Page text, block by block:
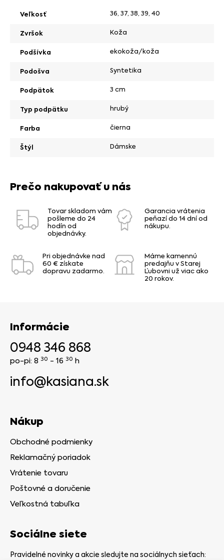
Veľkosť 36, 37, 38, 39, 40
Zvršok Koža
Podšívka ekokoža/koža
Podošva Syntetika
Podpätok 3 cm
Typ podpätku hrubý
Farba čierna
Štýl Dámske
Prečo nakupovať u nás
Tovar skladom vám
pošleme do 24
hodín od
objednávky.
Garancia vrátenia
peňazí do 14 dní od
nákupu.
Pri objednávke nad
60 € získate
dopravu zadarmo.
Máme kamennú
predajňu v Starej
Ľubovni už viac ako
20 rokov.
Informácie
0948 346 868
po-pi: 8 30 - 16 30 h
info@kasiana.sk
Nákup
Obchodné podmienky
Reklamačný poriadok
Vrátenie tovaru
Poštovné a doručenie
Veľkostná tabuľka
Sociálne siete
Pravidelné novinky a akcie sledujte na sociálnych sieťach: